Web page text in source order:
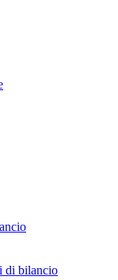
di bilancio